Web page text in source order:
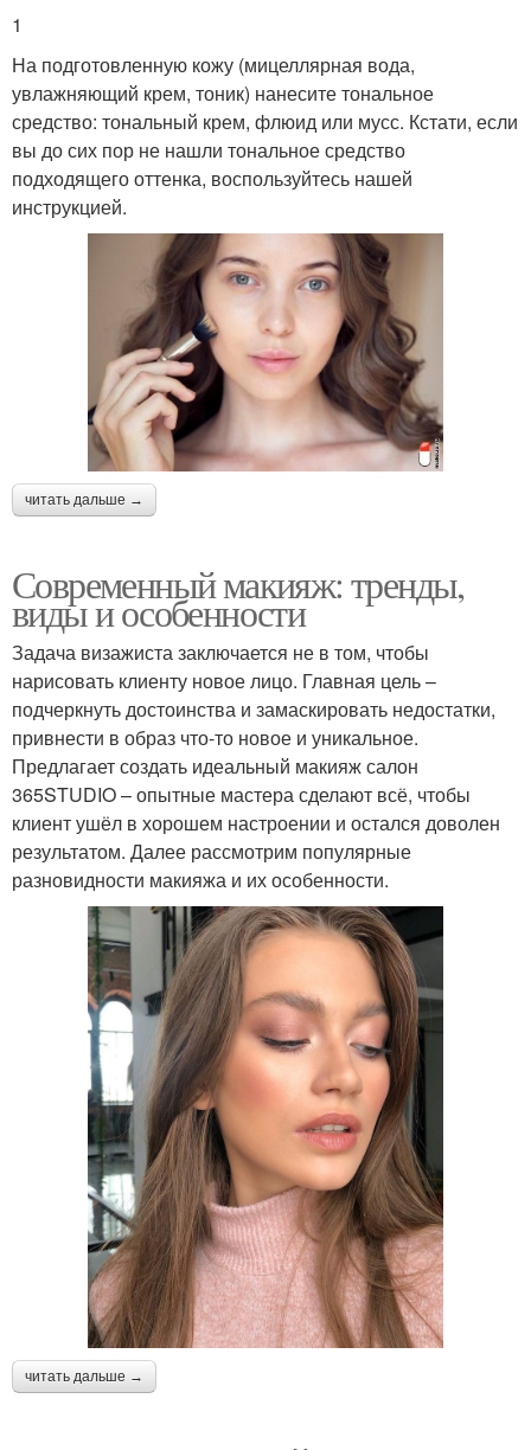
1
На подготовленную кожу (мицеллярная вода,
увлажняющий крем, тоник) нанесите тональное
средство: тональный крем, флюид или мусс. Кстати, если
вы до сих пор не нашли тональное средство
подходящего оттенка, воспользуйтесь нашей
инструкцией.
читать дальше →
Современный макияж: тренды,
виды и особенности
Задача визажиста заключается не в том, чтобы
нарисовать клиенту новое лицо. Главная цель –
подчеркнуть достоинства и замаскировать недостатки,
привнести в образ что-то новое и уникальное.
Предлагает создать идеальный макияж салон
365STUDIO – опытные мастера сделают всё, чтобы
клиент ушёл в хорошем настроении и остался доволен
результатом. Далее рассмотрим популярные
разновидности макияжа и их особенности.
читать дальше →